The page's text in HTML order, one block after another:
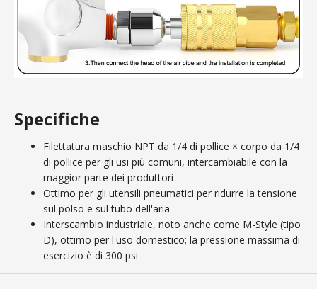
Specifiche
Filettatura maschio NPT da 1/4 di pollice × corpo da 1/4
di pollice per gli usi più comuni, intercambiabile con la
maggior parte dei produttori
Ottimo per gli utensili pneumatici per ridurre la tensione
sul polso e sul tubo dell'aria
Interscambio industriale, noto anche come M-Style (tipo
D), ottimo per l'uso domestico; la pressione massima di
esercizio è di 300 psi